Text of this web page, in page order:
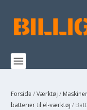
Forside /Værktøj /
batterier til el-værktøj /